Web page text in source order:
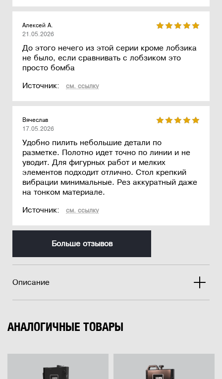
Алексей А.
21.05.2026
До этого нечего из этой серии кроме лобзика
не было, если сравнивать с лобзиком это
просто бомба
Источник:
см. ссылку
Вячеслав
17.05.2026
Удобно пилить небольшие детали по
разметке. Полотно идет точно по линии и не
уводит. Для фигурных работ и мелких
элементов подходит отлично. Стол крепкий
вибрации минимальные. Рез аккуратный даже
на тонком материале.
Источник:
см. ссылку
Больше отзывов
Описание
АНАЛОГИЧНЫЕ ТОВАРЫ